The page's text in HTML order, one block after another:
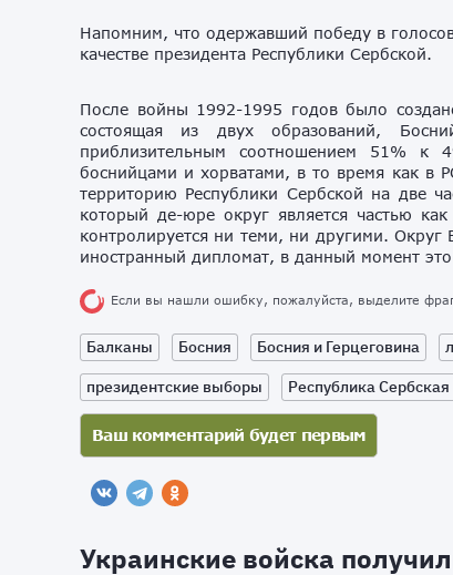
Напомним, что одержавший победу в
качестве президента Республики Сербской.
После войны 1992-1995 годов было
состоящая из двух образований,
приблизительным соотношением 51% к
боснийцами и хорватами, в то время как в
территорию Республики Сербской на две
который де-юре округ является частью
контролируется ни теми, ни другими.
иностранный дипломат, в данный момент
Если вы нашли ошибку, пожалуйста, выделите
Балканы Босния Босния и Герцеговина
президентские выборы
Республика Сербская
Украинские войска